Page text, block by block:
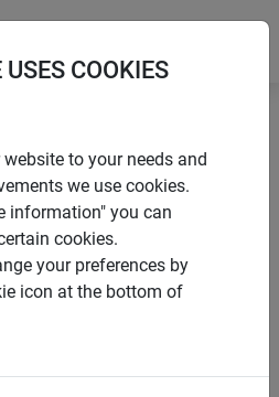
durable
COOKIES
to your needs and
we use cookies.
information" you can
cookies.
your preferences by
icon at the bottom of